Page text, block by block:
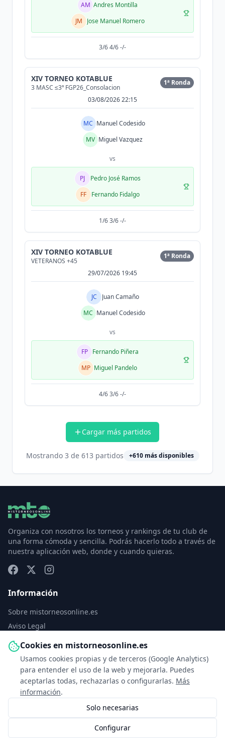
Cookies en mistorneosonline.es
Usamos cookies propias y de terceros (Google Analytics)
para entender el uso de la web y mejorarla. Puedes
aceptarlas todas, rechazarlas o configurarlas. Más
información.
Solo necesarias
Configurar
AM Andres Montilla
JM
Jose Manuel Romero
3/6 4/6 -/-
XIV TORNEO KOTABLUE
3 MASC ≤3ª FGP26_Consolacion
1ª Ronda
03/08/2026 22:15
MC Manuel Codesido
MV Miguel Vazquez
vs
PJ
Pedro José Ramos
FF
Fernando Fidalgo
1/6 3/6 -/-
XIV TORNEO KOTABLUE
VETERANOS +45
1ª Ronda
29/07/2026 19:45
JC
Juan Camaño
MC Manuel Codesido
vs
FP
Fernando Piñera
MP Miguel Pandelo
4/6 3/6 -/-
Cargar más partidos
Mostrando 3 de 613 partidos +610más disponibles
Organiza con nosotros los torneos y rankings de tu club de
una forma cómoda y sencilla. Podrás hacerlo todo a través de
nuestra aplicación web, donde y cuando quieras.
Información
Sobre mistorneosonline.es
Aviso Legal
Política de Privacidad
Política de Cookies
Configurar cookies
Contacto
info@mistorneosonline.es